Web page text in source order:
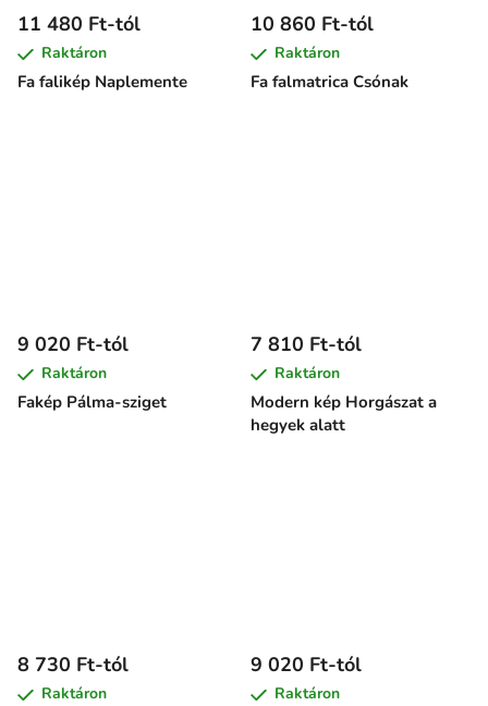
Fa falikép Naplemente
11 480 Ft-tól
Raktáron
Fa falmatrica Csónak
10 860 Ft-tól
Raktáron
Fakép Pálma-sziget
9 020 Ft-tól
Raktáron
Modern kép Horgászat a
hegyek alatt
7 810 Ft-tól
Raktáron
8 730 Ft-tól
Raktáron
9 020 Ft-tól
Raktáron